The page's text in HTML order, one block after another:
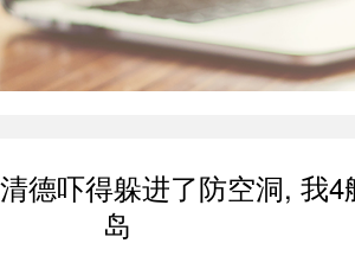
德吓得躲进了防空洞, 我4
岛